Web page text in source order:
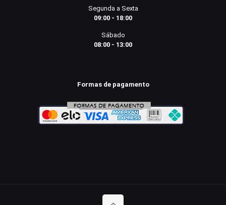
Segunda a Sexta
09:00 - 18:00
Sábado
08:00 - 13:00
Formas de pagamento